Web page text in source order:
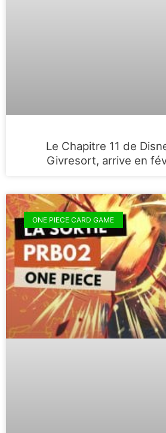
Le Chapitre 11 de
Givresort, arrive en
ONE PIECE CARD GAME